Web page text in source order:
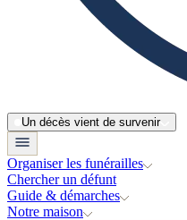
Un décès vient de survenir
Organiser les funérailles
Chercher un défunt
Guide & démarches
Notre maison